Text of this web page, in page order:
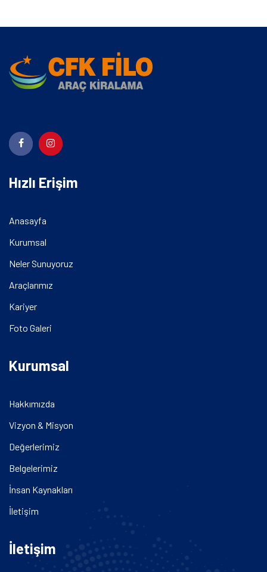
Hızlı Erişim
Anasayfa
Kurumsal
Neler Sunuyoruz
Araçlarımız
Kariyer
Foto Galeri
Kurumsal
Hakkımızda
Vizyon & Misyon
Değerlerimiz
Belgelerimiz
İnsan Kaynakları
İletişim
İletişim